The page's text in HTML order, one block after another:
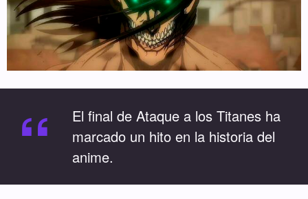
“
El final de Ataque a los Titanes ha
marcado un hito en la historia del
anime.